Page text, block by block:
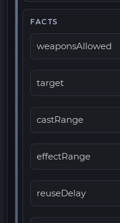
FACTS
weaponsAllowed
target
castRange
effectRange
reuseDelay